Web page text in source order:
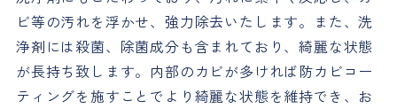
ビ等の汚れを浮かせ、強力除去いたします。また、洗
浄剤には殺菌、除菌成分も含まれており、綺麗な状態
が長持ち致します。内部のカビが多ければ防カビコー
ティングを施すことでより綺麗な状態を維持でき、お